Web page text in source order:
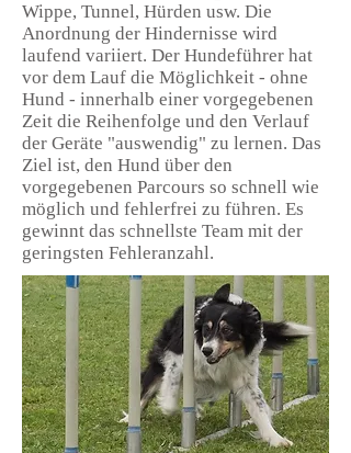
Wippe, Tunnel, Hürden usw. Die
Anordnung der Hindernisse wird
laufend variiert. Der Hundeführer hat
vor dem Lauf die Möglichkeit - ohne
Hund - innerhalb einer vorgegebenen
Zeit die Reihenfolge und den Verlauf
der Geräte "auswendig" zu lernen. Das
Ziel ist, den Hund über den
vorgegebenen Parcours so schnell wie
möglich und fehlerfrei zu führen. Es
gewinnt das schnellste Team mit der
geringsten Fehleranzahl.